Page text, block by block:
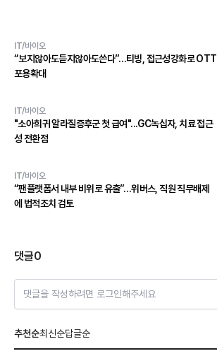
IT/바이오
“보지않아도듣지않아도쓴다”…티빙, 접근성강화로 OTT
포용확대
IT/바이오
"소아희귀 알라질증후군 첫 급여"...GC녹십자, 치료 접근
성 전환점
IT/바이오
“팬플랫폼서 내부 비위로 유출”…위버스, 직원 직무배제
에 법적조치 검토
댓글0
댓글을 작성하려면 로그인해주세요
추천순최신순답글순